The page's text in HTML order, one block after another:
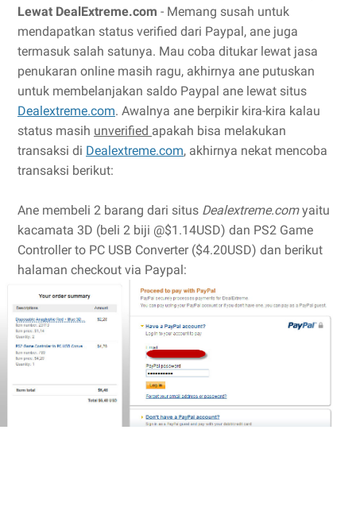
Lewat DealExtreme.com - Memang susah untuk
mendapatkan status verified dari Paypal, ane juga
termasuk salah satunya. Mau coba ditukar lewat jasa
penukaran online masih ragu, akhirnya ane putuskan
untuk membelanjakan saldo Paypal ane lewat situs
Dealextreme.com. Awalnya ane berpikir kira-kira kalau
status masih unverified apakah bisa melakukan
transaksi di Dealextreme.com, akhirnya nekat mencoba
transaksi berikut:
Ane membeli 2 barang dari situs Dealextreme.comyaitu
kacamata 3D (beli 2 biji @$1.14USD) dan PS2 Game
Controller to PC USB Converter ($4.20USD) dan berikut
halaman checkout via Paypal: